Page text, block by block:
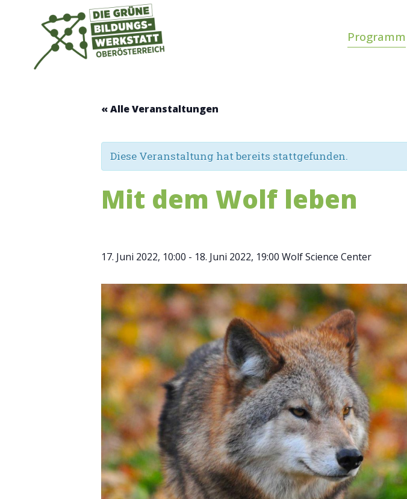
springen
Programm
« Alle Veranstaltungen
Diese Veranstaltung hat bereits stattgefunden.
Mit dem Wolf leben
17. Juni 2022, 10:00 - 18. Juni 2022, 19:00 Wolf Science Center